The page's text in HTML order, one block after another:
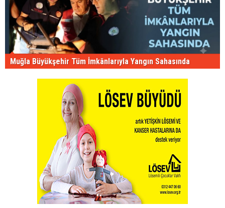
Muğla Büyükşehir Tüm İmkânlarıyla Yangın Sahasında